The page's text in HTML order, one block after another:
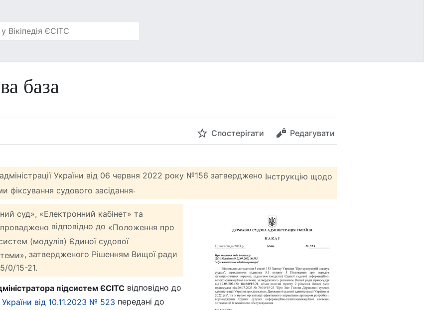
база
Спостерігати Редагувати
України від 06 червня 2022 року №156 затверджено Інструкцію щодо
фіксування судового засідання.
суд», «Електронний кабінет» та
відповідно до «Положення про
(модулів) Єдиної судової
, затвердженого Рішенням Вищої ради
0/15-21.
підсистем ЄСІТС відповідно до
України від 10.11.2023 № 523 передані до